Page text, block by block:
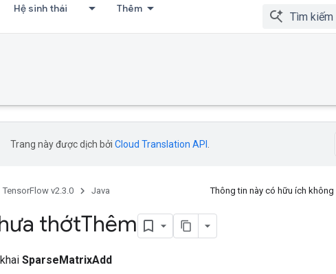
Hệ sinh thái Thêm
Trang này được dịch bởi Cloud Translation API
TensorFlow v2.3.0 Java Thông tin này có hữu ích
thớtThêm
SparseMatrixAdd